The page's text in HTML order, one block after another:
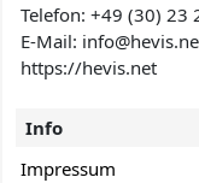
Telefon:+49 (30) 23
E-Mail: info@hevis
https://hevis.net
Info
Impressum